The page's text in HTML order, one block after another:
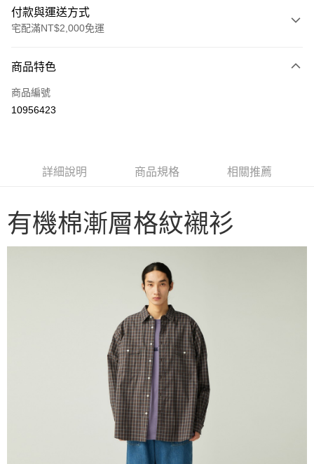
付款與運送方式
宅配滿NT$2,000免運
信用卡一次付款
信用卡分期付款
上海商業儲蓄銀行
台北富邦商業銀行
匯豐（台灣）商業銀行
華泰商業銀行
聯邦商業銀行
遠東國際商業銀行
元大商業銀行
永豐商業銀行
中國信託商業銀行
合作金庫商業銀行
第一商業銀行
國泰世華商業銀行
兆豐國際商業銀行
臺灣中小企業銀行
台中商業銀行
永豐商業銀行
星展（台灣）商業銀行
LINE Pay
Google Pay
AFTEE先享後付
AFTEE先享後付是「在收到商品之後才付款」的支付方式。 讓您購物簡單
１．簡單：不需註冊會員、不需綁卡、不需儲值。
２．便利：只要手機號碼，簡訊認證，即可結帳。
３．安心：先確認商品／服務後，再付款。
【「AFTEE先享後付」結帳流程】
１．於結帳方式選擇「AFTEE先享後付」後，將跳轉至「AFTEE先享後付」
結帳頁面，進行簡訊認證並確認金額後，即可完成結帳。
２．訂單成立數日內，您將收到繳費通知簡訊。
３．收到繳費通知簡訊後14天內，點擊此簡訊中的連結，可透過四大超商／
ATM／網路銀行／等多元方式進行付款，方視為交易完成。
※ 請注意：結帳手續完成當下不需立刻繳費，但若您需要取消訂單，請聯絡
購買商品的店家。未經商家同意取消之訂單仍視為有效，需透過AFTEE先享
每筆NT$100，滿NT$2,000(含以上)免運費
商品特色
商品編號
10956423
詳細說明 商品規格 相關推薦
有機棉漸層格紋襯衫